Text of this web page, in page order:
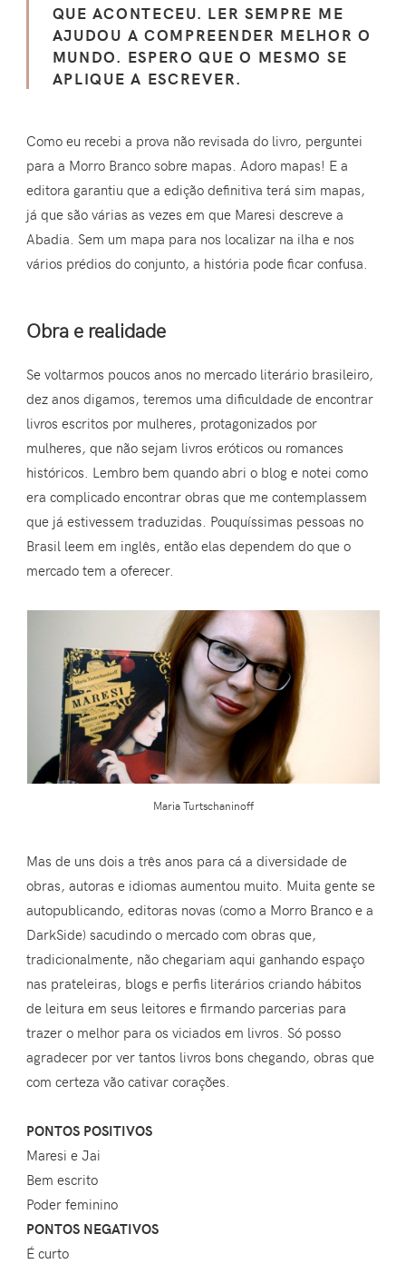
QUE ACONTECEU. LER SEMPRE ME
AJUDOU A COMPREENDER MELHOR O
MUNDO. ESPERO QUE O MESMO SE
APLIQUE A ESCREVER.
Como eu recebi a prova não revisada do livro, perguntei
para a Morro Branco sobre mapas. Adoro mapas! E a
editora garantiu que a edição definitiva terá sim mapas,
já que são várias as vezes em que Maresi descreve a
Abadia. Sem um mapa para nos localizar na ilha e nos
vários prédios do conjunto, a história pode ficar confusa.
Obra e realidade
Se voltarmos poucos anos no mercado literário brasileiro,
dez anos digamos, teremos uma dificuldade de encontrar
livros escritos por mulheres, protagonizados por
mulheres, que não sejam livros eróticos ou romances
históricos. Lembro bem quando abri o blog e notei como
era complicado encontrar obras que me contemplassem
que já estivessem traduzidas. Pouquíssimas pessoas no
Brasil leem em inglês, então elas dependem do que o
mercado tem a oferecer.
Maria Turtschaninoff
Mas de uns dois a três anos para cá a diversidade de
obras, autoras e idiomas aumentou muito. Muita gente se
autopublicando, editoras novas (como a Morro Branco e a
DarkSide) sacudindo o mercado com obras que,
tradicionalmente, não chegariam aqui ganhando espaço
nas prateleiras, blogs e perfis literários criando hábitos
de leitura em seus leitores e firmando parcerias para
trazer o melhor para os viciados em livros. Só posso
agradecer por ver tantos livros bons chegando, obras que
com certeza vão cativar corações.
PONTOS POSITIVOS
Maresi e Jai
Bem escrito
Poder feminino
PONTOS NEGATIVOS
É curto